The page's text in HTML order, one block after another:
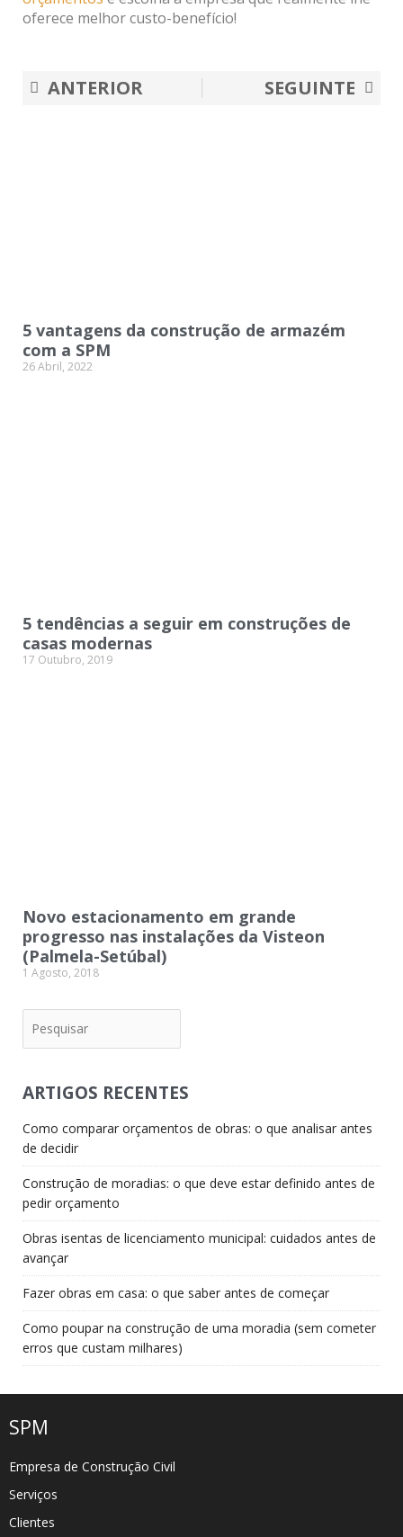
oferece melhor custo-benefício!
Prev
ANTERIOR SEGUINTE
5 vantagens da construção de armazém
com a SPM
26 Abril, 2022
5 tendências a seguir em construções de
casas modernas
17 Outubro, 2019
Novo estacionamento em grande
progresso nas instalações da Visteon
(Palmela-Setúbal)
1 Agosto, 2018
ARTIGOS RECENTES
Como comparar orçamentos de obras: o que analisar antes
de decidir
Construção de moradias: o que deve estar definido antes de
pedir orçamento
Obras isentas de licenciamento municipal: cuidados antes de
avançar
Fazer obras em casa: o que saber antes de começar
Como poupar na construção de uma moradia (sem cometer
erros que custam milhares)
SPM
Empresa de Construção Civil
Serviços
Clientes